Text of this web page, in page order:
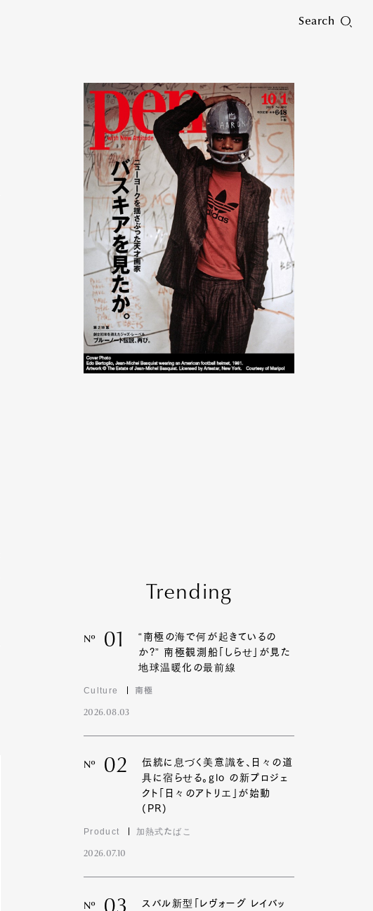
Search
Trending
Nº 01
“南極の海で何が起きているの
か?” 南極観測船「しらせ」が見た
地球温暖化の最前線
Culture 南極
2026.08.03
Nº 02
伝統に息づく美意識を、日々の道
具に宿らせる。glo の新プロジェ
クト「日々のアトリエ」が始動
(PR)
Product 加熱式たばこ
2026.07.10
Nº
スバル新型「レヴォーグ レイバッ